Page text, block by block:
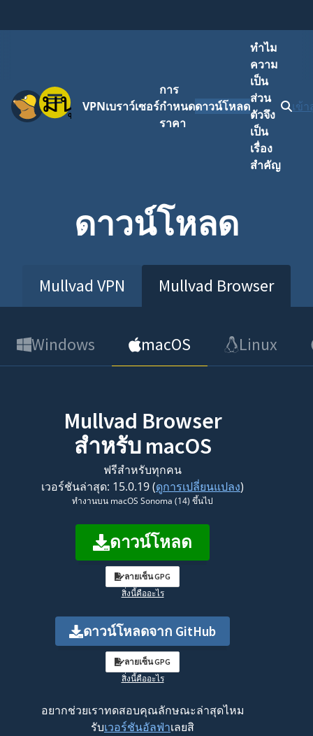
เมนู VPNเบราว์เซอร์
การ
กำหนด
ราคา
ดาวน์โหลด
ทำไม
ความ
เป็น
ส่วน
ตัวจึง
เป็น
เรื่อง
สำคัญ
เข้
ดาวน์โหลด
Mullvad VPN Mullvad Browser
Windows macOS Linux
Mullvad Browser
สำหรับ macOS
ฟรีสำหรับทุกคน
เวอร์ชันล่าสุด: 15.0.19 (ดูการเปลี่ยนแปลง)
ทำงานบน macOS Sonoma (14) ขึ้นไป
ดาวน์โหลด
ลายเซ็น GPG
สิ่งนี้คืออะไร
ดาวน์โหลดจาก GitHub
ลายเซ็น GPG
สิ่งนี้คืออะไร
อยากช่วยเราทดสอบคุณลักษณะล่าสุดไหม
รับเวอร์ชันอัลฟ่าเลยสิ